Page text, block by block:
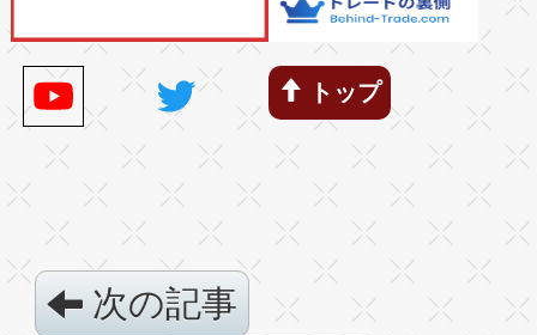
トップ
次の記事